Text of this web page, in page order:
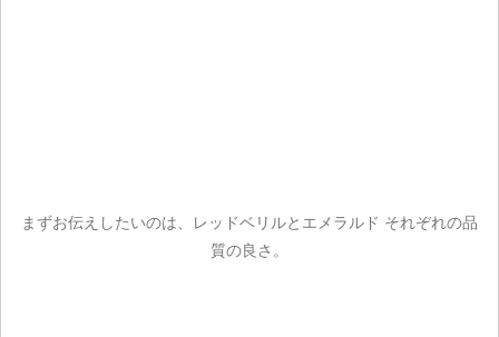
まずお伝えしたいのは、レッドベリルとエメラルド それぞれの品
質の良さ。